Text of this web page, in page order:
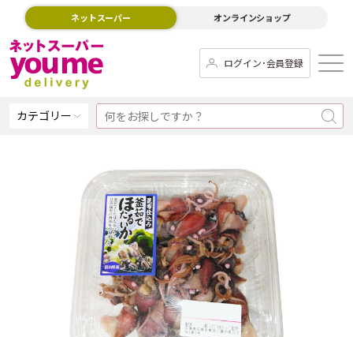
ネットスーパー オンラインショップ
ログイン･会員登録
カテゴリー